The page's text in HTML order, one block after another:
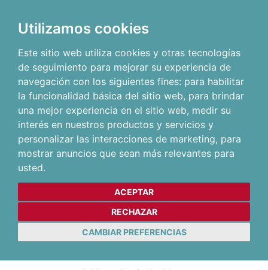
Utilizamos cookies
Este sitio web utiliza cookies y otras tecnologías
de seguimiento para mejorar su experiencia de
navegación con los siguientes fines: para habilitar
la funcionalidad básica del sitio web, para brindar
una mejor experiencia en el sitio web, medir su
interés en nuestros productos y servicios y
personalizar las interacciones de marketing, para
mostrar anuncios que sean más relevantes para
usted.
ACEPTAR
RECHAZAR
CAMBIAR PREFERENCIAS